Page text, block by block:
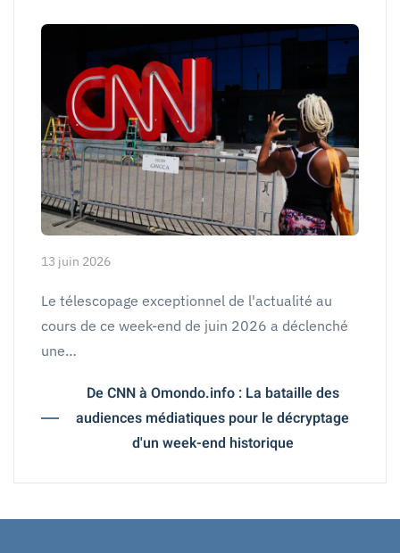
13 juin 2026
Le télescopage exceptionnel de l'actualité au
cours de ce week-end de juin 2026 a déclenché
une…
De CNN à Omondo.info : La bataille des
audiences médiatiques pour le décryptage
d'un week-end historique